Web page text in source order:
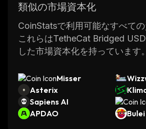
類似の市場資本化
CoinStatsで利用可能なすべての
これらはTetheCat Bridged
した市場資本化を持っています。
Misser
Asterix
M
Sapiens AI
APDAO
Bulei